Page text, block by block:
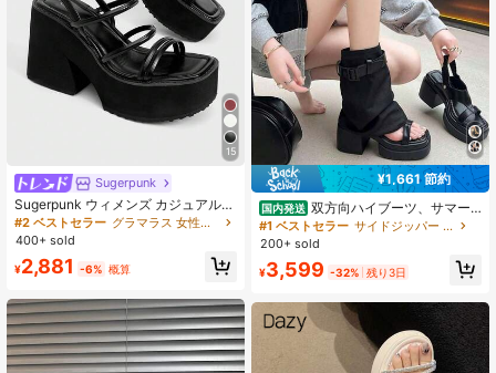
15
Sugerpunk
Sugerpunk ウィメンズ カジュアルで
スタイリッシュなオープントゥウェ
ッジサンダル、パンクゴシック調の
ラップ メタル エラスティック アン
クルバックル付き、ナイトクラブ、
パーティー、休暇、通勤に最適
#2 ベストセラー
グラマラス 女性用プラットフォーム&ウェッジサンダル
400+ sold
¥2,881 -6% 概算
¥1,661 節約
国内発送 双方向ハイブーツ、サマー
アウター、オープントゥチャンキー
ヒールサンダル、レディース2026年
グレングスブーツ、厚底サンダル。
#1 ベストセラー
サイドジッパー 女性用サンダル
200+ sold
¥3,599 -32% 残り3日